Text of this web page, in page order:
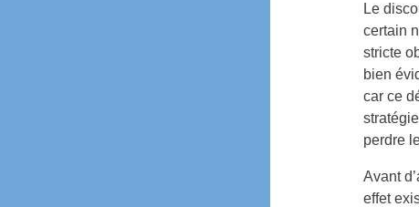
Le
certain
stricte
bien
car ce
perdre
Avant
effet